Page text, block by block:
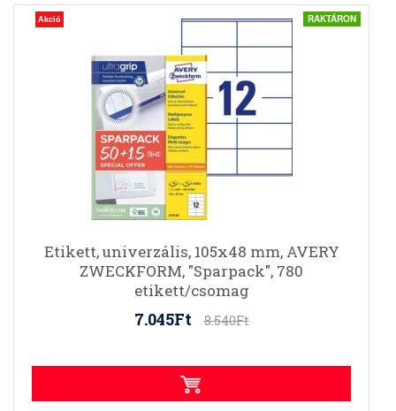
Akció RAKTÁRON
Etikett, univerzális, 105x48 mm, AVERY
ZWECKFORM, "Sparpack", 780
etikett/csomag
7.045Ft 8.540Ft